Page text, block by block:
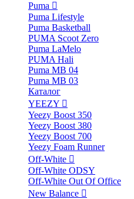
Puma
Puma Lifestyle
Puma Basketball
PUMA Scoot Zero
Puma LaMelo
PUMA Hali
Puma MB 04
Puma MB 03
Каталог
YEEZY
Yeezy Boost 350
Yeezy Boost 380
Yeezy Boost 700
Yeezy Foam Runner
Off-White
Off-White ODSY
Off-White Out Of Office
New Balance